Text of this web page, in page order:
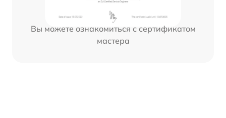
Вы можете ознакомиться с сертификатом
мастера